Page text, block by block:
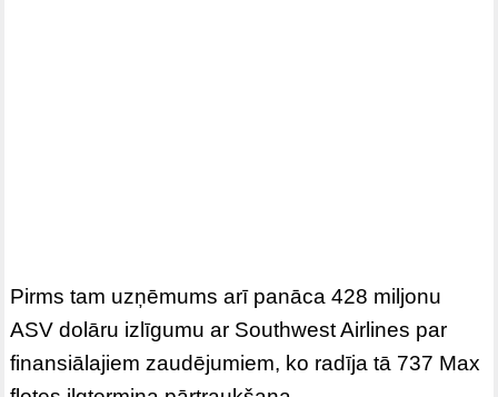
Pirms tam uzņēmums arī panāca 428 miljonu
ASV dolāru izlīgumu ar Southwest Airlines par
finansiālajiem zaudējumiem, ko radīja tā 737 Max